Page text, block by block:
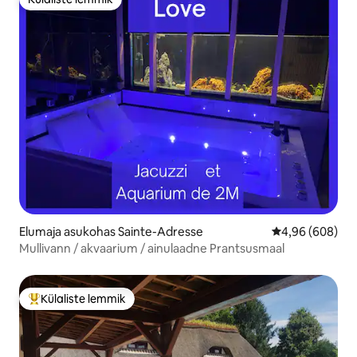
Külaliste lemmik
Elumaja asukohas Sainte-Adresse Keskmine
4,96 (608)
Mullivann / akvaarium / ainulaadne Prantsusmaal
Külaliste suur lemmik
Külaliste lemmik